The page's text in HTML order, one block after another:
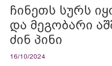
ჩინეთს სურს
და მეგობარი
ძინ პინი
16/10/2024